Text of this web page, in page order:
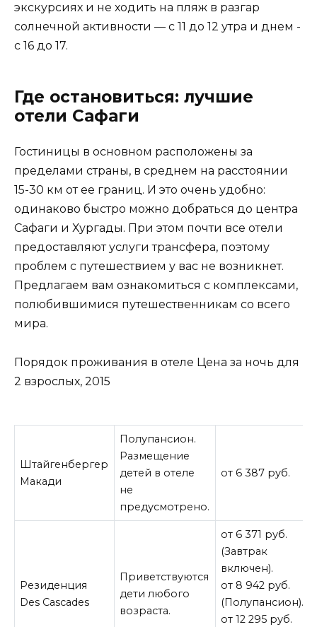
экскурсиях и не ходить на пляж в разгар
солнечной активности — с 11 до 12 утра и днем ​​-
с 16 до 17.
Где остановиться: лучшие
отели Сафаги
Гостиницы в основном расположены за
пределами страны, в среднем на расстоянии
15-30 км от ее границ. И это очень удобно:
одинаково быстро можно добраться до центра
Сафаги и Хургады. При этом почти все отели
предоставляют услуги трансфера, поэтому
проблем с путешествием у вас не возникнет.
Предлагаем вам ознакомиться с комплексами,
полюбившимися путешественникам со всего
мира.
Порядок проживания в отеле Цена за ночь для
2 взрослых, 2015
Штайгенбергер
Макади
Полупансион.
Размещение
детей в отеле
не
предусмотрено.
от 6 387 руб.
Резиденция
Des Cascades
Приветствуются
дети любого
возраста.
от 6 371 руб.
(Завтрак
включен).
от 8 942 руб.
(Полупансион).
от 12 295 руб.